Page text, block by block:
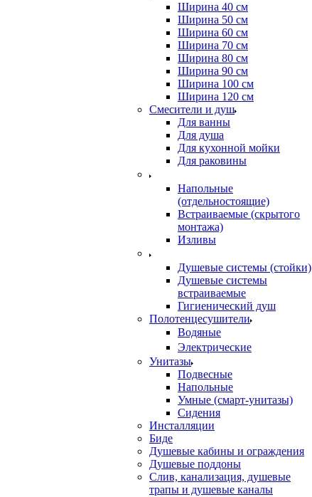
Ширина 40 см
Ширина 50 см
Ширина 60 см
Ширина 70 см
Ширина 80 см
Ширина 90 см
Ширина 100 см
Ширина 120 см
Смесители и душ
Для ванны
Для душа
Для кухонной мойки
Для раковины
Напольные
(отдельностоящие)
Встраиваемые (скрытого
монтажа)
Изливы
Душевые системы (стойки)
Душевые системы
встраиваемые
Гигиенический душ
Полотенцесушители
ㅤВодяные
ㅤЭлектрические
Унитазы
Подвесные
Напольные
Умные (смарт-унитазы)
Сидения
Инсталляции
Биде
Душевые кабины и ограждения
Душевые поддоны
Слив, канализация, душевые
трапы и душевые каналы